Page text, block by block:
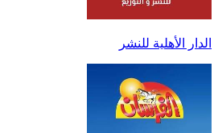
الدار الأهلية للنشر